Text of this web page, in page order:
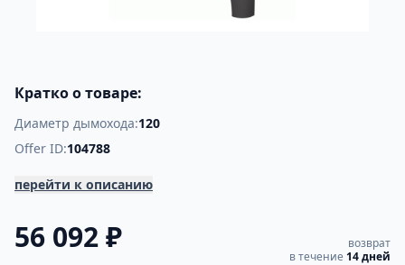
Кратко о товаре:
Диаметр дымохода:120
Offer ID:104788
перейти к описанию
56 092 ₽
возврат
в течение 14 дней